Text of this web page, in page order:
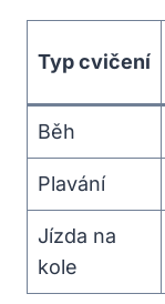
Typ cvičení
Běh
Plavání
Jízda na
kole